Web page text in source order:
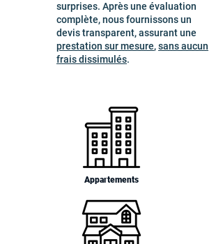
surprises. Après une évaluation
complète, nous fournissons un
devis transparent, assurant une
prestation sur mesure,sans aucun
frais dissimulés.
Appartements